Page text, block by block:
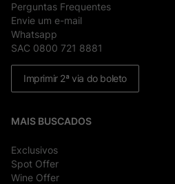
Perguntas Frequentes
Envie um e-mail
Whatsapp
SAC 0800 721 8881
Imprimir 2ª via do boleto
MAIS BUSCADOS
Exclusivos
Spot Offer
Wine Offer